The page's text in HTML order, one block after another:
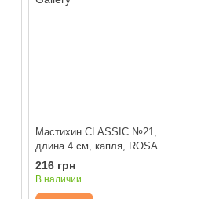
Мастихин CLASSIC №21,
длина 4 см, капля, ROSA
Gallery
216 грн
В наличии